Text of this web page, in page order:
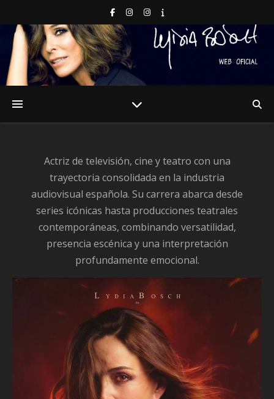
Actriz de televisión, cine y teatro con una
trayectoria consolidada en la industria
audiovisual española. Su carrera abarca desde
series icónicas hasta producciones teatrales
contemporáneas, combinando versatilidad,
presencia escénica y una interpretación
profundamente emocional.